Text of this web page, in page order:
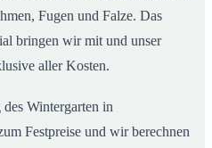
Fugen und Falze. Das
bringen wir mit und unser
aller Kosten.
Wintergarten in
Festpreise und wir berechnen